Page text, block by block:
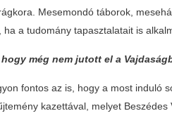
Mesemondó táborok,
a tudomány tapasztalatait is
még nem jutott el a
fontos az is, hogy a most induló
kazettával, melyet